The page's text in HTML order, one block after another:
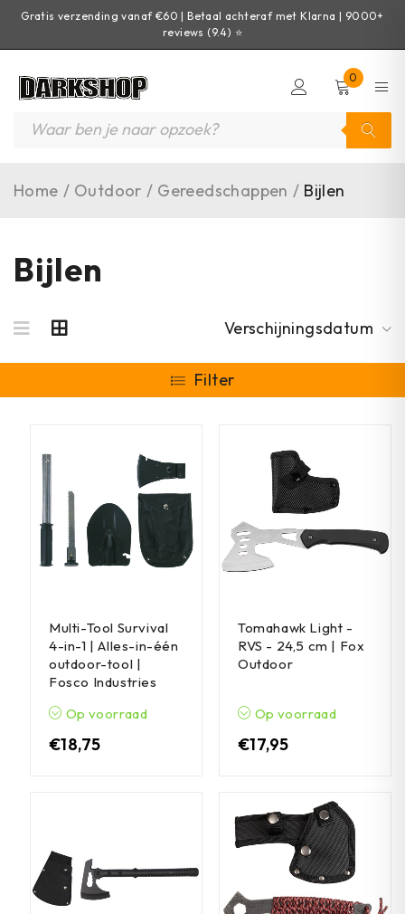
Gratis verzending vanaf €60 | Betaal achteraf met Klarna | 9000+
reviews (9.4) ⭐
0
Home / Outdoor / Gereedschappen / Bijlen
Bijlen
Verschijningsdatum
Filter
Multi-Tool Survival
4-in-1 | Alles-in-één
outdoor-tool |
Fosco Industries
Op voorraad
€18,75
Tomahawk Light -
RVS - 24,5 cm | Fox
Outdoor
Op voorraad
€17,95